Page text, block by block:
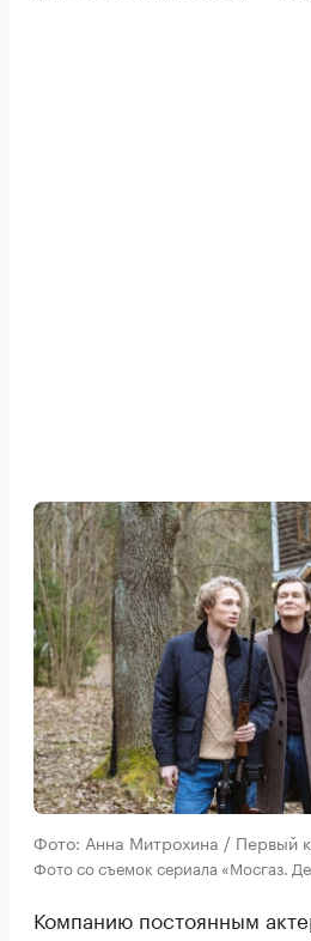
Фото: Анна Митрохина / Первый
Фото со съемок сериала «Мосгаз.
Компанию постоянным